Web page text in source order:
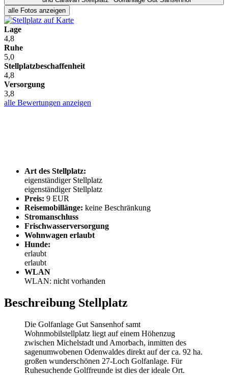
alle Fotos anzeigen
Lage
4,8
Ruhe
5,0
Stellplatzbeschaffenheit
4,8
Versorgung
3,8
alle Bewertungen anzeigen
Art des Stellplatz:
eigenständiger Stellplatz
eigenständiger Stellplatz
Preis: 9 EUR
Reisemobillänge: keine Beschränkung
Stromanschluss
Frischwasserversorgung
Wohnwagen erlaubt
Hunde:
erlaubt
erlaubt
WLAN
WLAN: nicht vorhanden
Beschreibung Stellplatz
Die Golfanlage Gut Sansenhof samt
Wohnmobilstellplatz liegt auf einem Höhenzug
zwischen Michelstadt und Amorbach, inmitten des
sagenumwobenen Odenwaldes direkt auf der ca. 92 ha.
großen wunderschönen 27-Loch Golfanlage. Für
Ruhesuchende Golffreunde ist dies der ideale Ort.